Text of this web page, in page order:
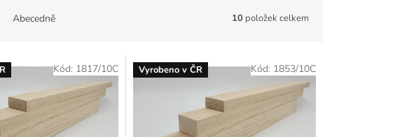
Abecedně 10 položek celkem
Kód: 1817/10C Vyrobeno v ČR Kód: 1853/10C